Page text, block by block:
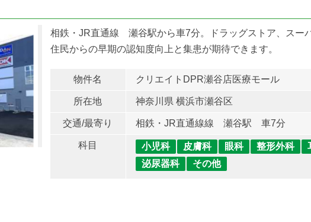
相鉄・JR直通線 瀬谷駅から車7分。ドラッグストア、スー
住民からの早期の認知度向上と集患が期待できます。
物件名 クリエイトDPR瀬谷店医療モール
所在地 神奈川県 横浜市瀬谷区
交通/最寄り 相鉄・JR直通線線 瀬谷駅 車7分
科目 小児科 皮膚科 眼科 整形外科
泌尿器科
その他